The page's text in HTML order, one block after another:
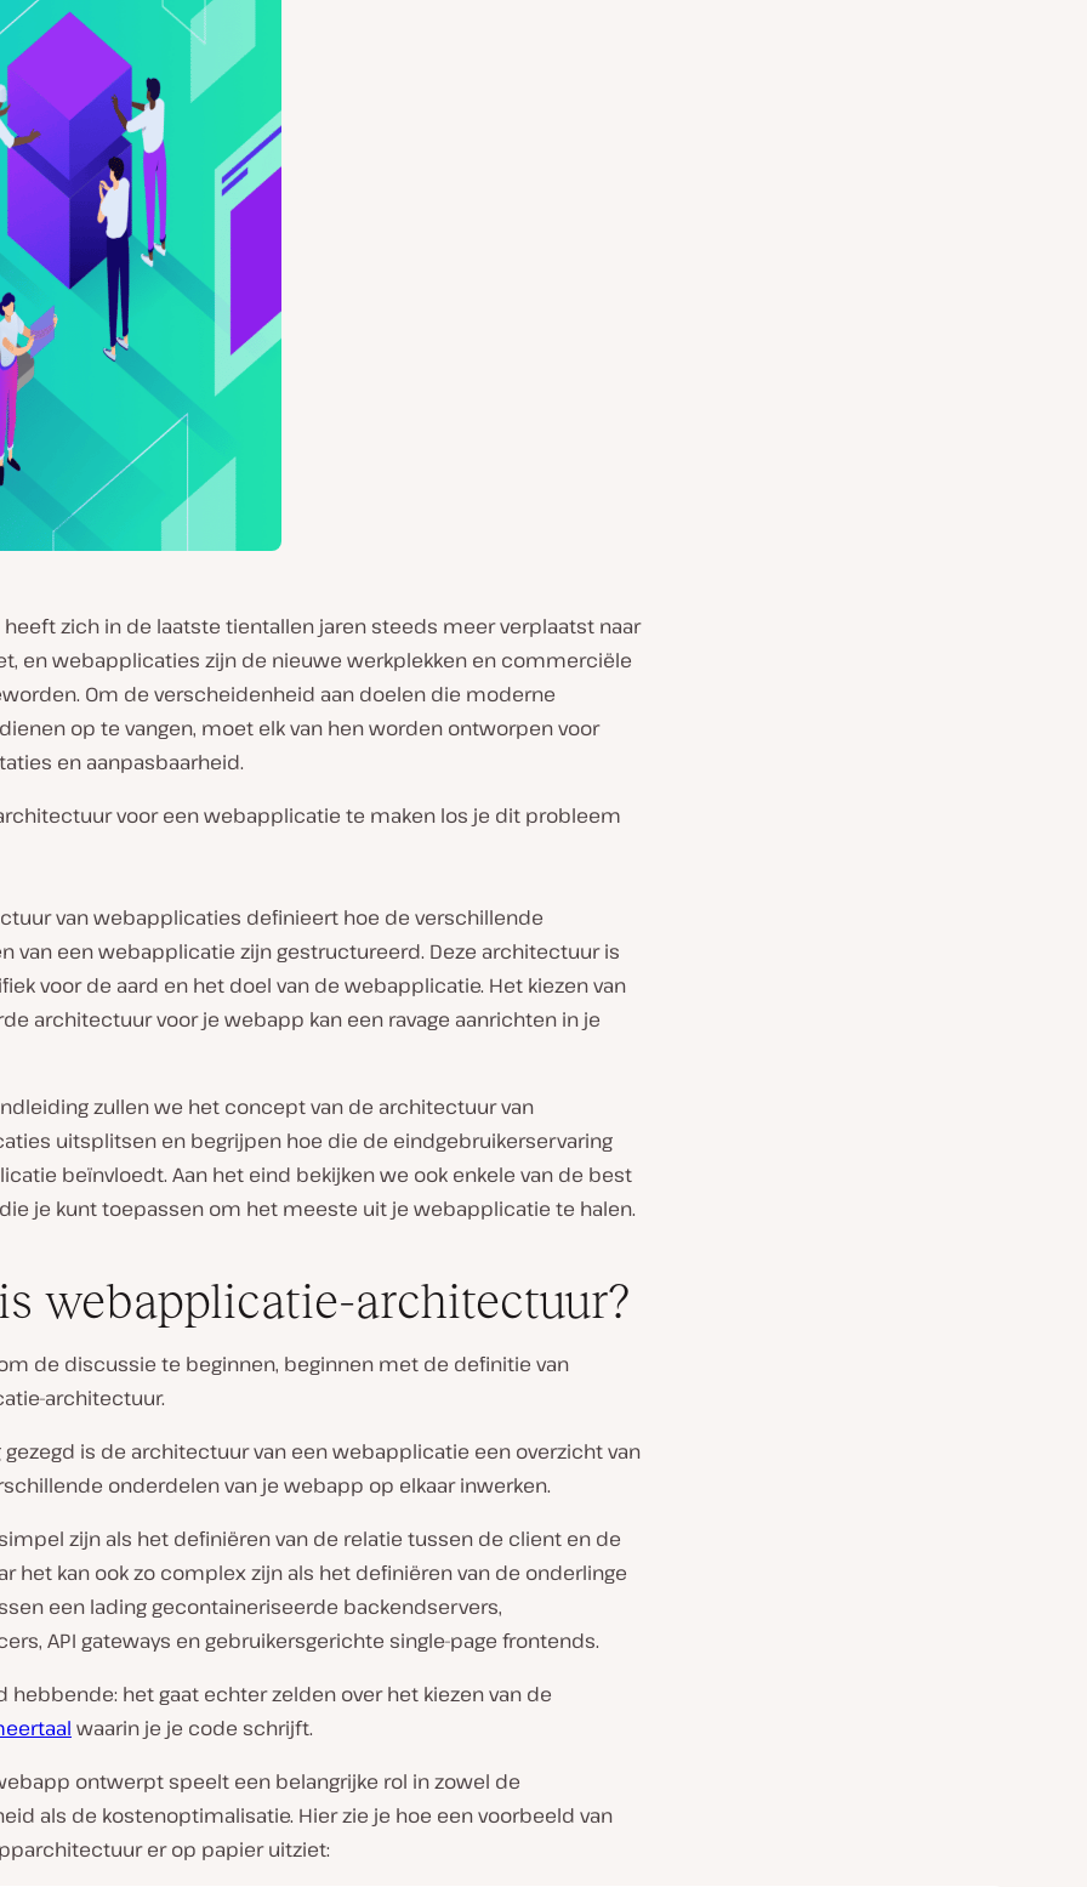
zich in de laatste tientallen jaren steeds meer verplaatst naar
en webapplicaties zijn de nieuwe werkplekken en commerciële
Om de verscheidenheid aan doelen die moderne
op te vangen, moet elk van hen worden ontworpen voor
en aanpasbaarheid.
voor een webapplicatie te maken los je dit probleem
van webapplicaties definieert hoe de verschillende
van een webapplicatie zijn gestructureerd. Deze architectuur is
voor de aard en het doel van de webapplicatie. Het kiezen van
architectuur voor je webapp kan een ravage aanrichten in je
zullen we het concept van de architectuur van
uitsplitsen en begrijpen hoe die de eindgebruikerservaring
beïnvloedt. Aan het eind bekijken we ook enkele van de best
je kunt toepassen om het meeste uit je webapplicatie te halen.
webapplicatie-architectuur?
de discussie te beginnen, beginnen met de definitie van
architectuur.
gezegd is de architectuur van een webapplicatie een overzicht van
onderdelen van je webapp op elkaar inwerken.
zijn als het definiëren van de relatie tussen de client en de
het kan ook zo complex zijn als het definiëren van de onderlinge
een lading gecontaineriseerde backendservers,
API gateways en gebruikersgerichte single-page frontends.
hebbende: het gaat echter zelden over het kiezen van de
waarin je je code schrijft.
ontwerpt speelt een belangrijke rol in zowel de
als de kostenoptimalisatie. Hier zie je hoe een voorbeeld van
er op papier uitziet: